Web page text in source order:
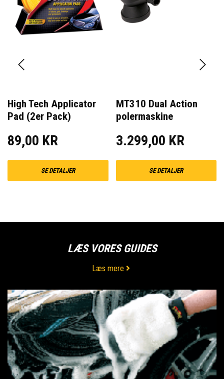
High Tech Applicator
Pad (2er Pack)
89,00 KR
SE DETALJER
MT310 Dual Action
polermaskine
3.299,00 KR
SE DETALJER
LÆS VORES GUIDES
Læs mere